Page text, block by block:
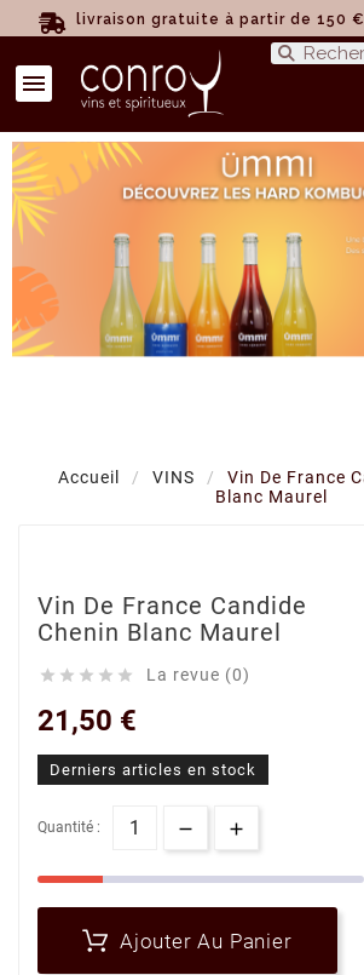
livraison gratuite à partir de 150
Accueil VINS
Vin De France
Blanc Maurel
Vin De France Candide
Chenin Blanc Maurel
     La revue (0)
21,50 €
Derniers articles en stock
Quantité :
Ajouter Au Panier